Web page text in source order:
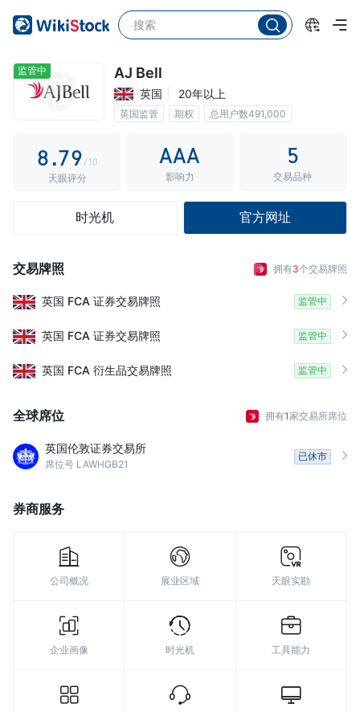
监管中 AJ Bell
英国 20年以上
英国监管 期权
总用户数491,000
3
5
6
8
9
.
2
5
7
8
4
7
9 /10
天眼评分
AAA
影响力
5
交易品种
时光机 官方网址
交易牌照 拥有3个交易牌照
英国 FCA 证券交易牌照 监管中
英国 FCA 证券交易牌照 监管中
英国 FCA 衍生品交易牌照 监管中
全球席位 拥有1家交易所席位
英国伦敦证券交易所
席位号 LAWHGB21
已休市
券商服务
公司概况 展业区域 天眼实勘
企业画像 时光机 工具能力